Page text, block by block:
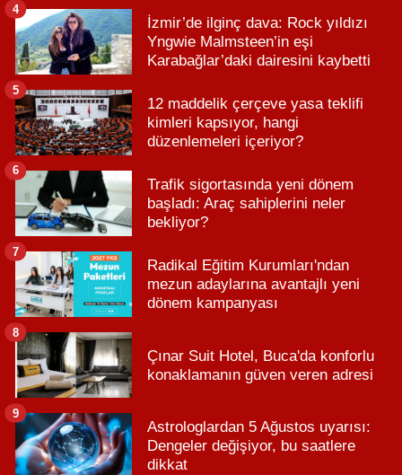
İzmir’de ilginç dava: Rock yıldızı
Yngwie Malmsteen’in eşi
Karabağlar’daki dairesini kaybetti
4
12 maddelik çerçeve yasa teklifi
kimleri kapsıyor, hangi
düzenlemeleri içeriyor?
5
Trafik sigortasında yeni dönem
başladı: Araç sahiplerini neler
bekliyor?
6
Radikal Eğitim Kurumları'ndan
mezun adaylarına avantajlı yeni
dönem kampanyası
7
Çınar Suit Hotel, Buca'da konforlu
konaklamanın güven veren adresi
8
Astrologlardan 5 Ağustos uyarısı:
Dengeler değişiyor, bu saatlere
dikkat
9